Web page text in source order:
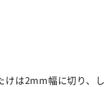
けは2mm幅に切り、